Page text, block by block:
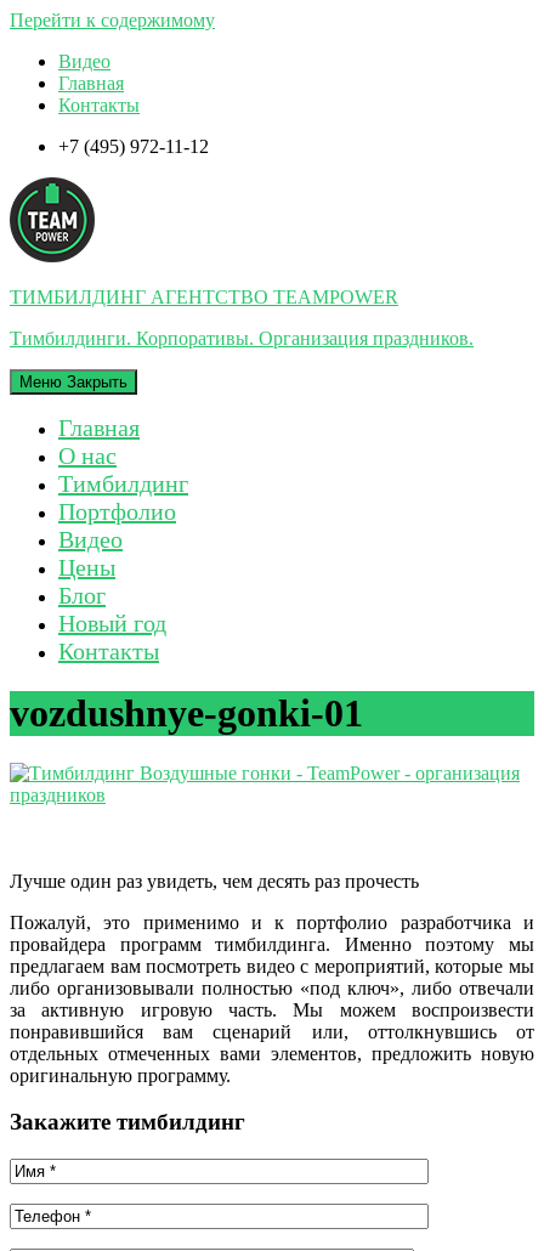
Перейти к содержимому
Видео
Главная
Контакты
+7 (495) 972-11-12
ТИМБИЛДИНГ АГЕНТСТВО TEAMPOWER
Тимбилдинги. Корпоративы. Организация праздников.
Меню Закрыть
Главная
О нас
Тимбилдинг
Портфолио
Видео
Цены
Блог
Новый год
Контакты
vozdushnye-gonki-01
Лучше один раз увидеть, чем десять раз прочесть
Пожалуй, это применимо и к портфолио разработчика и
провайдера программ тимбилдинга. Именно поэтому мы
предлагаем вам посмотреть видео с мероприятий, которые мы
либо организовывали полностью «под ключ», либо отвечали
за активную игровую часть. Мы можем воспроизвести
понравившийся вам сценарий или, оттолкнувшись от
отдельных отмеченных вами элементов, предложить новую
оригинальную программу.
Закажите тимбилдинг